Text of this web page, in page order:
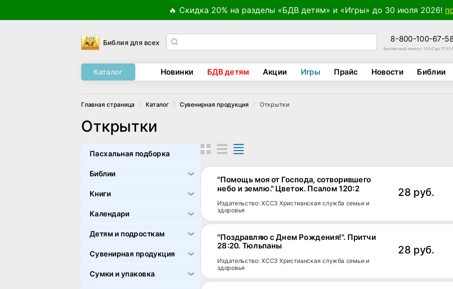
🔥 Скидка 20% на разделы «БДВ детям» и «Игры» до 30 июля 2026!
Библия для всех 8-800-100-67-
Бесплатный номер с 10:00 до
Каталог Новинки БДВ детям Акции Игры Прайс Новости Библии
Главная страница Каталог Сувенирная продукция Открытки
Открытки
Пасхальная подборка
Библии
Книги
Календари
Детям и подросткам
Сувенирная продукция
Сумки и упаковка
"Помощь моя от Господа, сотворившего
небо и землю." Цветок. Псалом 120:2
Издательство: ХССЗ Христианская служба семьи и
здоровья
28 руб.
"Поздравляю с Днем Рождения!". Притчи
28:20. Тюльпаны
Издательство: ХССЗ Христианская служба семьи и
здоровья
28 руб.